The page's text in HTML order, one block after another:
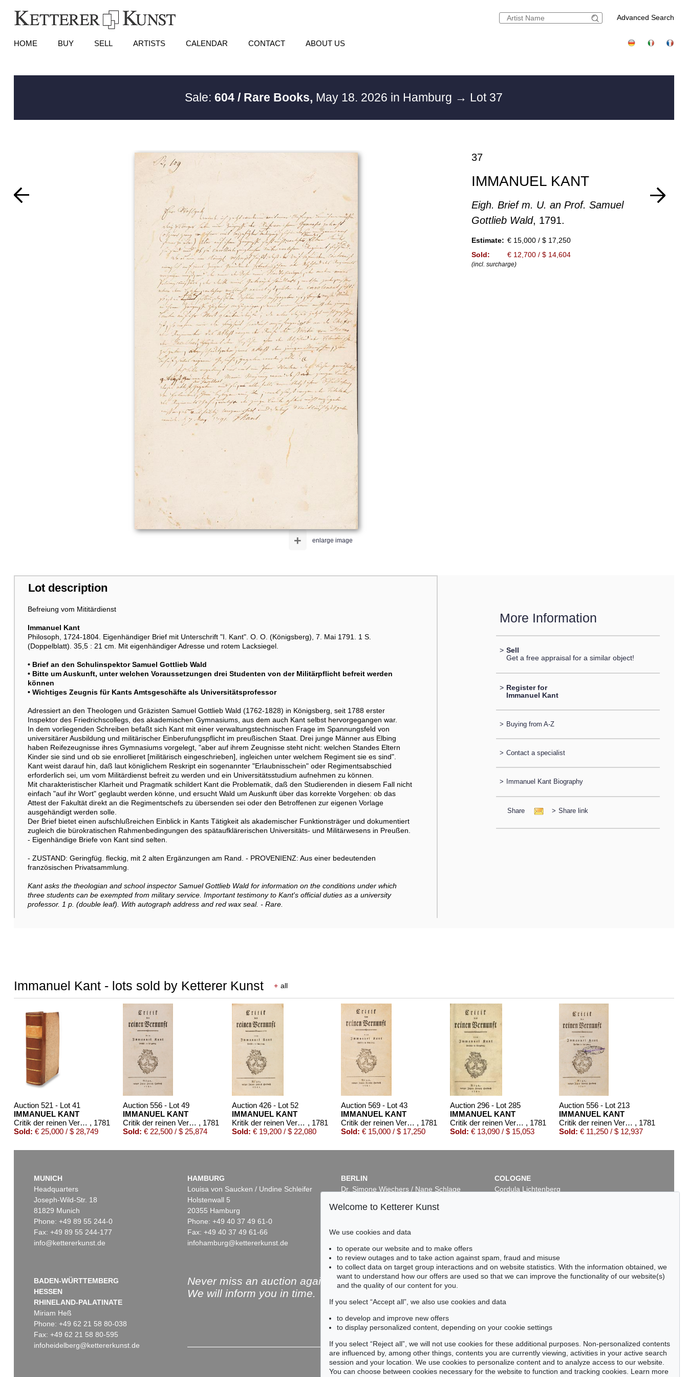
Advanced Search
HOME BUY SELL ARTISTS CALENDAR CONTACT ABOUT US
Sale:604 / Rare Books, May 18. 2026 in Hamburg → Lot 37
enlarge image
+
37
IMMANUEL KANT
Eigh. Brief m. U. an Prof. Samuel
Gottlieb Wald, 1791.
Estimate: € 15,000 / $ 17,250
Sold:
€ 12,700 / $ 14,604
(incl. surcharge)
Lot description
Befreiung vom Mititärdienst
Immanuel Kant
Philosoph, 1724-1804. Eigenhändiger Brief mit Unterschrift "I. Kant". O. O. (Königsberg), 7. Mai 1791. 1 S.
(Doppelblatt). 35,5 : 21 cm. Mit eigenhändiger Adresse und rotem Lacksiegel.
• Brief an den Schulinspektor Samuel Gottlieb Wald
• Bitte um Auskunft, unter welchen Voraussetzungen drei Studenten von der Militärpflicht befreit werden
können
• Wichtiges Zeugnis für Kants Amtsgeschäfte als Universitätsprofessor
Adressiert an den Theologen und Gräzisten Samuel Gottlieb Wald (1762-1828) in Königsberg, seit 1788 erster
Inspektor des Friedrichscollegs, des akademischen Gymnasiums, aus dem auch Kant selbst hervorgegangen war.
In dem vorliegenden Schreiben befaßt sich Kant mit einer verwaltungstechnischen Frage im Spannungsfeld von
universitärer Ausbildung und militärischer Einberufungspflicht im preußischen Staat. Drei junge Männer aus Elbing
haben Reifezeugnisse ihres Gymnasiums vorgelegt, "aber auf ihrem Zeugnisse steht nicht: welchen Standes Eltern
Kinder sie sind und ob sie enrollieret [militärisch eingeschrieben], ingleichen unter welchem Regiment sie es sind".
Kant weist darauf hin, daß laut königlichem Reskript ein sogenannter "Erlaubnisschein" oder Regimentsabschied
erforderlich sei, um vom Militärdienst befreit zu werden und ein Universitätsstudium aufnehmen zu können.
Mit charakteristischer Klarheit und Pragmatik schildert Kant die Problematik, daß den Studierenden in diesem Fall nicht
einfach "auf ihr Wort" geglaubt werden könne, und ersucht Wald um Auskunft über das korrekte Vorgehen: ob das
Attest der Fakultät direkt an die Regimentschefs zu übersenden sei oder den Betroffenen zur eigenen Vorlage
ausgehändigt werden solle.
Der Brief bietet einen aufschlußreichen Einblick in Kants Tätigkeit als akademischer Funktionsträger und dokumentiert
zugleich die bürokratischen Rahmenbedingungen des spätaufklärerischen Universitäts- und Militärwesens in Preußen.
- Eigenhändige Briefe von Kant sind selten.
- ZUSTAND: Geringfüg. fleckig, mit 2 alten Ergänzungen am Rand. - PROVENIENZ: Aus einer bedeutenden
französischen Privatsammlung.
Kant asks the theologian and school inspector Samuel Gottlieb Wald for information on the conditions under which
three students can be exempted from military service. Important testimony to Kant's official duties as a university
professor. 1 p. (double leaf). With autograph address and red wax seal. - Rare.
More Information
> Sell
Get a free appraisal for a similar object!
> Register for
Immanuel Kant
> Buying from A-Z
> Contact a specialist
> Immanuel Kant Biography
Share > Share link
Immanuel Kant - lots sold by Ketterer Kunst + all
Auction 521 - Lot 41
IMMANUEL KANT
Critik der reinen Vernunft , 1781
Sold: € 25,000 / $ 28,749
Auction 556 - Lot 49
IMMANUEL KANT
Critik der reinen Vernunft , 1781
Sold: € 22,500 / $ 25,874
Auction 426 - Lot 52
IMMANUEL KANT
Kritik der reinen Vernunft. 1781. , 1781
Sold: € 19,200 / $ 22,080
Auction 569 - Lot 43
IMMANUEL KANT
Critik der reinen Vernunft , 1781
Sold: € 15,000 / $ 17,250
Auction 296 - Lot 285
IMMANUEL KANT
Critik der reinen Vernunft , 1781
Sold: € 13,090 / $ 15,053
Auction 556 - Lot 213
IMMANUEL KANT
Critik der reinen Vernunft , 1781
Sold: € 11,250 / $ 12,937
Auction 391 - Lot 50
Auction 328 - Lot 91
Auction 366 - Lot 356
IMMANUEL KANT
, 1781
€ 6,720 / $ 7,727
Auction 430 - Lot 446
IMMANUEL KANT
Critik der reinen Vernunft
, 1781
Sold:€ 4,560 / $ 5,244
IMMANUEL KANT
Critik der Urtheilskraft
, 1790
Sold:€ 4,500 / $ 5,175
MUNICH
Headquarters
Joseph-Wild-Str. 18
81829 Munich
Phone: +49 89 55 244-0
Fax: +49 89 55 244-177
info@kettererkunst.de
HAMBURG
Louisa von Saucken / Undine Schleifer
Holstenwall 5
20355 Hamburg
Phone: +49 40 37 49 61-0
Fax: +49 40 37 49 61-66
infohamburg@kettererkunst.de
BERLIN
Dr. Simone Wiechers / Nane Schlage
10719 Berlin
Fax: +49 30 88 67 56-43
COLOGNE
Cordula Lichtenberg
BADEN-WÜRTTEMBERG
HESSEN
RHINELAND-PALATINATE
Miriam Heß
Phone: +49 62 21 58 80-038
Fax: +49 62 21 58 80-595
infoheidelberg@kettererkunst.de
Never miss an auction again!
We will inform you in time.
Welcome to Ketterer Kunst
We use cookies and data
to operate our website and to make offers
to review outages and to take action against spam, fraud and misuse
to collect data on target group interactions and on website statistics. With the information obtained, we
want to understand how our offers are used so that we can improve the functionality of our website(s)
and the quality of our content for you.
If you select “Accept all”, we also use cookies and data
to develop and improve new offers
to display personalized content, depending on your cookie settings
If you select “Reject all”, we will not use cookies for these additional purposes. Non-personalized contents
are influenced by, among other things, contents you are currently viewing, activities in your active search
session and your location. We use cookies to personalize content and to analyze access to our website.
You can choose between cookies necessary for the website to function and tracking cookies. Learn more